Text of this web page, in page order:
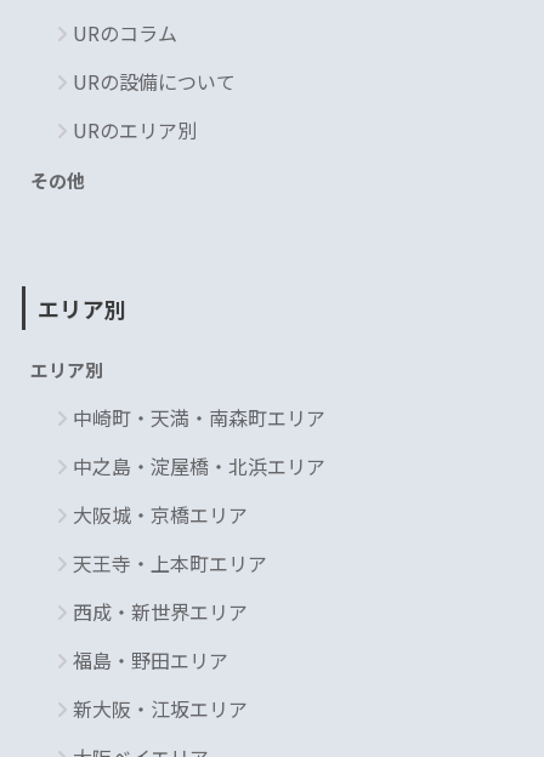
URのコラム
URの設備について
URのエリア別
その他
エリア別
エリア別
中崎町・天満・南森町エリア
中之島・淀屋橋・北浜エリア
大阪城・京橋エリア
天王寺・上本町エリア
西成・新世界エリア
福島・野田エリア
新大阪・江坂エリア